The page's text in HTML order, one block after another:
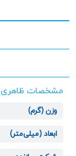
مشخصات ظاهری
وزن (گرم)
ابعاد (میلی‌متر)